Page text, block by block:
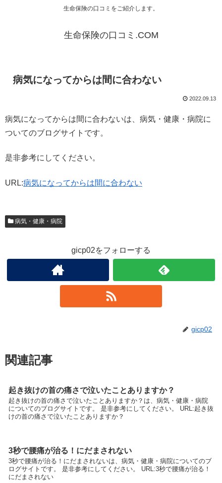
生命保険の口コミをご紹介します。
生命保険の口コミ.COM
病気になってからは間に合わない
2022.09.13
病気になってからは間に合わないは、病気・健康・病院に
ついてのブログサイトです。
是非参考にしてください。
URL:病気になってからは間に合わない
病気・健康・病院
gicp02をフォローする
gicp02
関連記事
起き抜けの首の痛さで泣いたことありますか？
起き抜けの首の痛さで泣いたことありますか？は、病気・健康・病院
についてのブログサイトです。 是非参考にしてください。 URL:起き抜
けの首の痛さで泣いたことありますか？
3秒で腰痛が治る！にだまされない
3秒で腰痛が治る！にだまされないは、病気・健康・病院についてのブ
ログサイトです。 是非参考にしてください。 URL:3秒で腰痛が治る！
にだまされない